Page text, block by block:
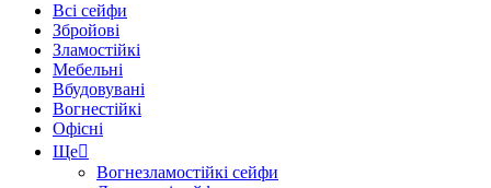
Всі сейфи
Збройові
Зламостійкі
Мебельні
Bбудовувані
Вогнестійкі
Офісні
Ще
Вогнезламостійкі сейфи